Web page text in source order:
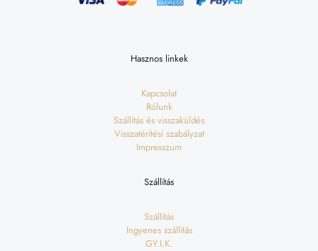
Hasznos linkek
Kapcsolat
Rólunk
Szállítás és visszaküldés
Visszatérítési szabályzat
Impresszum
Szállítás
Szállítás
Ingyenes szállítás
GY.I.K.